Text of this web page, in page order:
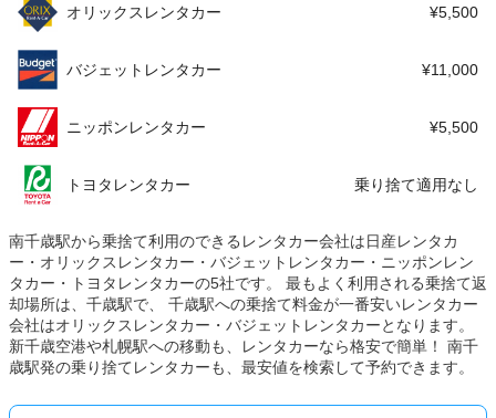
オリックスレンタカー ¥5,500
バジェットレンタカー ¥11,000
ニッポンレンタカー ¥5,500
トヨタレンタカー 乗り捨て適用なし
南千歳駅から乗捨て利用のできるレンタカー会社は日産レンタカ
ー・オリックスレンタカー・バジェットレンタカー・ニッポンレン
タカー・トヨタレンタカーの5社です。 最もよく利用される乗捨て返
却場所は、千歳駅で、 千歳駅への乗捨て料金が一番安いレンタカー
会社はオリックスレンタカー・バジェットレンタカーとなります。
新千歳空港や札幌駅への移動も、レンタカーなら格安で簡単！ 南千
歳駅発の乗り捨てレンタカーも、最安値を検索して予約できます。